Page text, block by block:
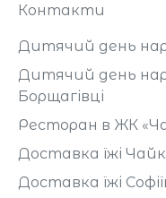
Контакти
Дитячий день
Дитячий день
Борщагівці
Ресторан в ЖК
Доставка їжі
Доставка їжі